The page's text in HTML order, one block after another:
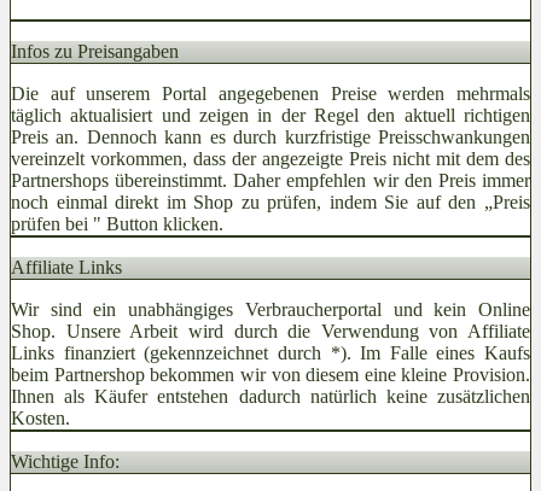
Infos zu Preisangaben
Die auf unserem Portal angegebenen Preise werden mehrmals
täglich aktualisiert und zeigen in der Regel den aktuell richtigen
Preis an. Dennoch kann es durch kurzfristige Preisschwankungen
vereinzelt vorkommen, dass der angezeigte Preis nicht mit dem des
Partnershops übereinstimmt. Daher empfehlen wir den Preis immer
noch einmal direkt im Shop zu prüfen, indem Sie auf den „Preis
prüfen bei " Button klicken.
Affiliate Links
Wir sind ein unabhängiges Verbraucherportal und kein Online
Shop. Unsere Arbeit wird durch die Verwendung von Affiliate
Links finanziert (gekennzeichnet durch *). Im Falle eines Kaufs
beim Partnershop bekommen wir von diesem eine kleine Provision.
Ihnen als Käufer entstehen dadurch natürlich keine zusätzlichen
Kosten.
Wichtige Info: